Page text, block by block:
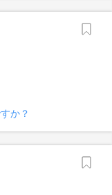
か？